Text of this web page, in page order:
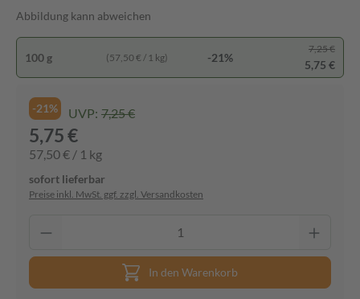
Abbildung kann abweichen
100 g (57,50 € / 1 kg) -21%
7,25 €
5,75 €
-21% UVP: 7,25 €
5,75 €
57,50 € / 1 kg
sofort lieferbar
Preise inkl. MwSt. ggf. zzgl. Versandkosten
In den Warenkorb